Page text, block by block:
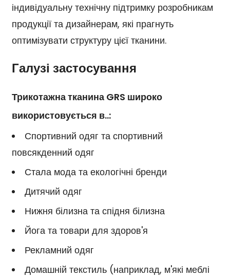
індивідуальну технічну підтримку розробникам
продукції та дизайнерам, які прагнуть
оптимізувати структуру цієї тканини.
Галузі застосування
Трикотажна тканина GRS широко
використовується в..:
Спортивний одяг та спортивний
повсякденний одяг
Стала мода та екологічні бренди
Дитячий одяг
Нижня білизна та спідня білизна
Йога та товари для здоров'я
Рекламний одяг
Домашній текстиль (наприклад, м'які меблі